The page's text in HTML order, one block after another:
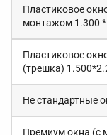
Пластиковое
монтажом 1.300
Пластиковое
(трешка)
Не стандартные
Премиум окна (с